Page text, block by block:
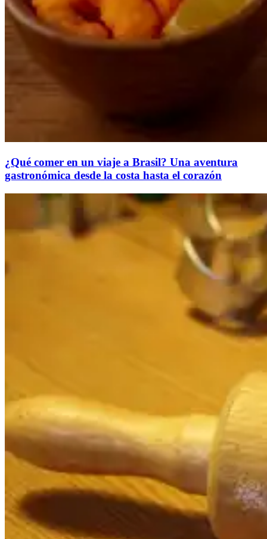
¿Qué comer en un viaje a Brasil? Una aventura
gastronómica desde la costa hasta el corazón